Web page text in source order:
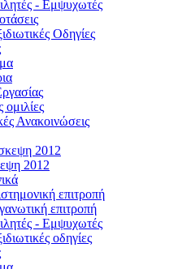
- Εμψυχωτές
Οδηγίες
ομιλίες
Ανακοινώσεις
2012
2012
επιτροπή
επιτροπή
- Εμψυχωτές
οδηγίες